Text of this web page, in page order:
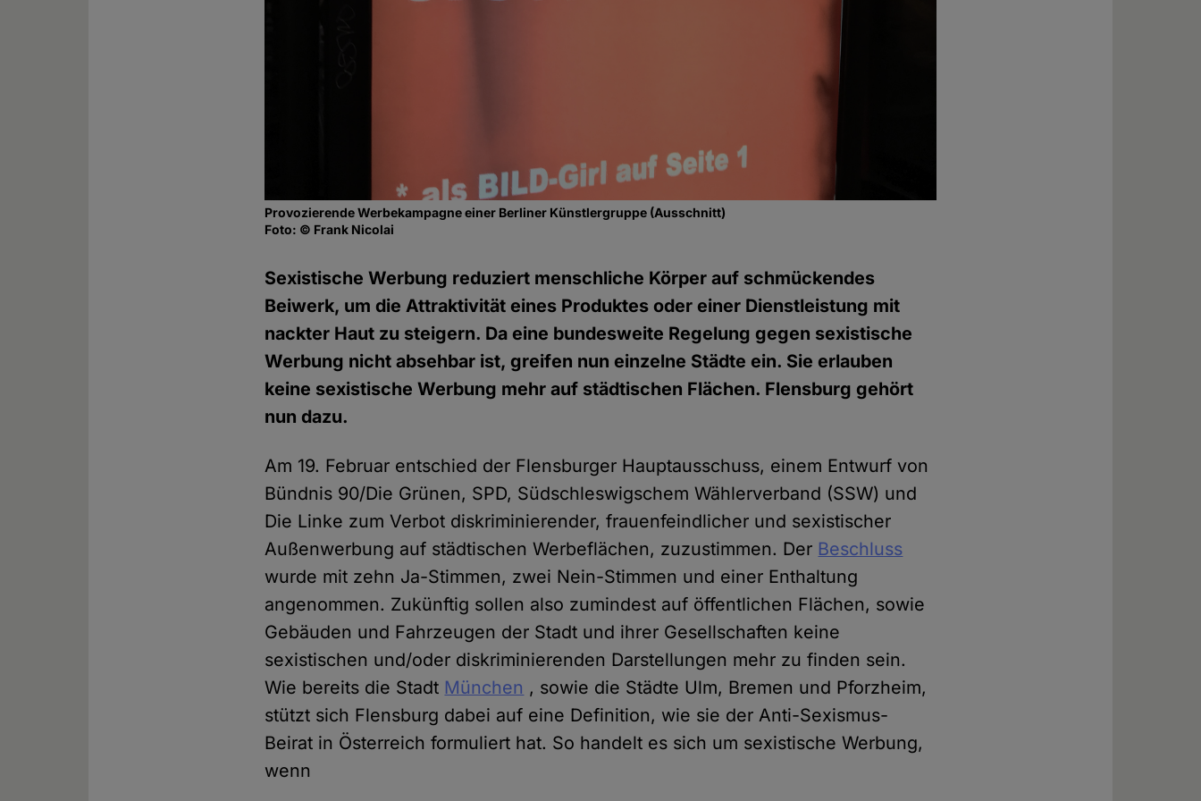
Provozierende Werbekampagne einer Berliner Künstlergruppe (Ausschnitt)
Foto: © Frank Nicolai
Sexistische Werbung reduziert menschliche Körper auf schmückendes
Beiwerk, um die Attraktivität eines Produktes oder einer Dienstleistung mit
nackter Haut zu steigern. Da eine bundesweite Regelung gegen sexistische
Werbung nicht absehbar ist, greifen nun einzelne Städte ein. Sie erlauben
keine sexistische Werbung mehr auf städtischen Flächen. Flensburg gehört
nun dazu.
Am 19. Februar entschied der Flensburger Hauptausschuss, einem Entwurf von
Bündnis 90/Die Grünen, SPD, Südschleswigschem Wählerverband (SSW) und
Die Linke zum Verbot diskriminierender, frauenfeindlicher und sexistischer
Außenwerbung auf städtischen Werbeflächen, zuzustimmen. Der Beschluss
wurde mit zehn Ja-Stimmen, zwei Nein-Stimmen und einer Enthaltung
angenommen. Zukünftig sollen also zumindest auf öffentlichen Flächen, sowie
Gebäuden und Fahrzeugen der Stadt und ihrer Gesellschaften keine
sexistischen und/oder diskriminierenden Darstellungen mehr zu finden sein.
Wie bereits die Stadt München , sowie die Städte Ulm, Bremen und Pforzheim,
stützt sich Flensburg dabei auf eine Definition, wie sie der Anti-Sexismus-
Beirat in Österreich formuliert hat. So handelt es sich um sexistische Werbung,
wenn